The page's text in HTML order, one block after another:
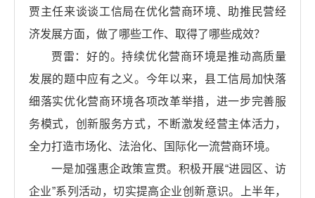
贾主任来谈谈工信局在优化营商环境、助推民营经
济发展方面，做了哪些工作、取得了哪些成效？
贾雷：好的。持续优化营商环境是推动高质量
发展的题中应有之义。今年以来，县工信局加快落
细落实优化营商环境各项改革举措，进一步完善服
务模式，创新服务方式，不断激发经营主体活力，
全力打造市场化、法治化、国际化一流营商环境。
一是加强惠企政策宣贯。积极开展“进园区、访
企业”系列活动，切实提高企业创新意识。上半年，